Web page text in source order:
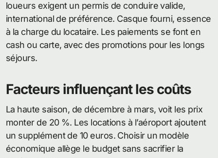
loueurs exigent un permis de conduire valide,
international de préférence. Casque fourni, essence
à la charge du locataire. Les paiements se font en
cash ou carte, avec des promotions pour les longs
séjours.
Facteurs influençant les coûts
La haute saison, de décembre à mars, voit les prix
monter de 20 %. Les locations à l’aéroport ajoutent
un supplément de 10 euros. Choisir un modèle
économique allège le budget sans sacrifier la